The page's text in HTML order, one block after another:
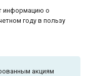
информацию о
году в пользу
акциям